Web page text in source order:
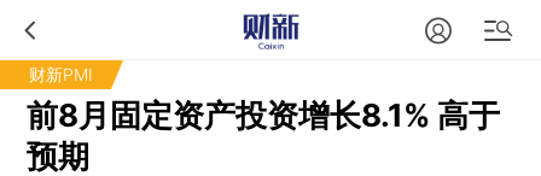
财新PMI
前8月固定资产投资增长8.1% 高于
预期